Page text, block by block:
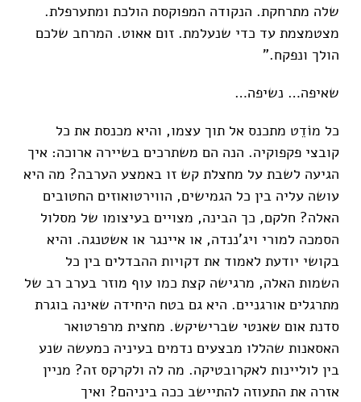
שלה מתרחקת. הנקודה המפוקסת הולכת ומתערפלת.
מצטמצמת עד כדי שנעלמת. זום אאוט. המרחב שלכם
הולך ונפקח."
שאיפה… נשיפה…
כל מוֹדֵט מתכנס אל תוך עצמו, והיא מכנסת את כל
קובצי פקפוקיה. הנה הם משתרכים בשיירה ארוכה: איך
הגיעה לשבת על מחצלת קש זו באמצע הערבה? מה היא
עושה עליה בין כל הגמישים, הווירטואוזים החטובים
האלה? חלקם, כך הבינה, מצויים בעיצומו של מסלול
הסמכה למורי ויג'ננדה, או איינגר או אשטנגה. והיא
בקושי יודעת לאמוד את דקויות ההבדלים בין כל
השמות האלה, מרגישה קצת כמו עוף מוזר בערב רב של
מתרגלים אורגניים. היא גם בטח היחידה שאינה בוגרת
סדנת אום שאנטי שברישיקש. מחצית מרפרטואר
האסאנות שהללו מבצעים נדמים בעיניה כמעשה שנע
בין לוליינות לאקרובטיקה. מה לה ולקרקס זה? מניין
אזרה את התעוזה להתיישב ככה ביניהם? ואיך